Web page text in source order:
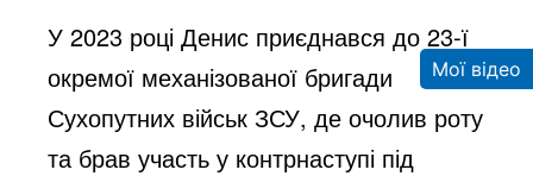
o
У 2023 році Денис приєднався до 23-ї
окремої механізованої бригади
Сухопутних військ ЗСУ, де очолив роту
та брав участь у контрнаступі під
Мої відео